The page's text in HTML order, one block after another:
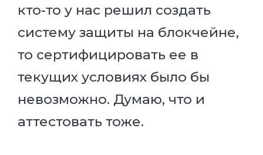
кто-то у нас решил создать
систему защиты на блокчейне,
то сертифицировать ее в
текущих условиях было бы
невозможно. Думаю, что и
аттестовать тоже.